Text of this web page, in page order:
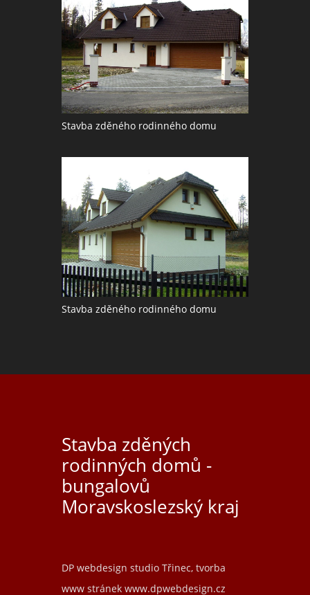
Stavba zděného rodinného domu
Stavba zděného rodinného domu
Stavba zděných
rodinných domů -
bungalovů
Moravskoslezský kraj
DP webdesign studio Třinec, tvorba
www stránek www.dpwebdesign.cz